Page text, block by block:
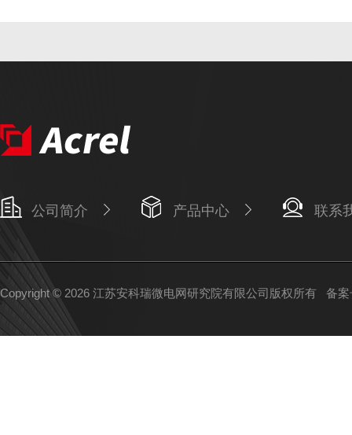
公司简介 产品中心 联系
Copyright © 2026 江苏安科瑞微电网研究院有限公司版权所有 备案